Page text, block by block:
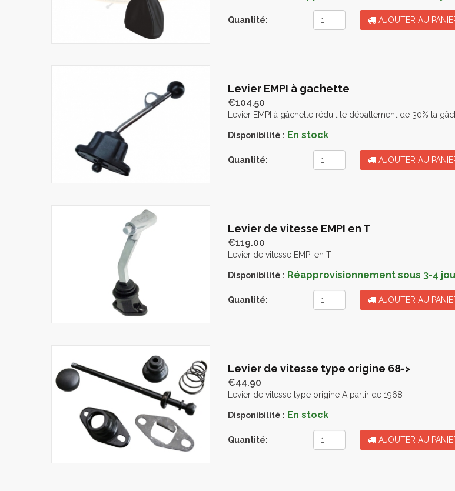
Quantité: AJOUTER AU
Levier EMPI à gachette
€104.50
Levier EMPI à gâchette réduit le débattement de 30% la
Disponibilité : En stock
Quantité: AJOUTER AU
Levier de vitesse EMPI en T
€119.00
Levier de vitesse EMPI en T
Disponibilité : Réapprovisionnement sous 3-4
Quantité: AJOUTER AU
Levier de vitesse type origine 68->
€44.90
Levier de vitesse type origine A partir de 1968
Disponibilité : En stock
Quantité: AJOUTER AU